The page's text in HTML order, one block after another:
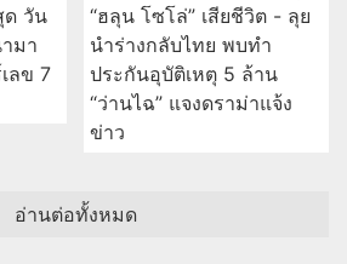
ด วัน
มา
ลข 7
“ฮลุน โซโล่” เสียชีวิต - ลุย
นำร่างกลับไทย พบทำ
ประกันอุบัติเหตุ 5 ล้าน
“ว่านไฉ” แจงดราม่าแจ้ง
ข่าว
อ่านต่อทั้งหมด